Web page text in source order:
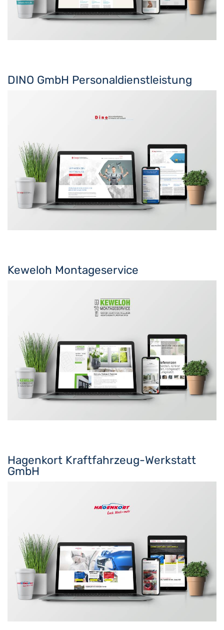
DINO GmbH Personaldienstleistung
Keweloh Montageservice
Hagenkort Kraftfahrzeug-Werkstatt
GmbH